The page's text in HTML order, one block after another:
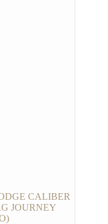
CALIBER
JOURNEY